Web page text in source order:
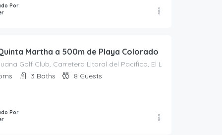
Por
Martha a 500m de Playa Colorado
Golf Club, Carretera Litoral del Pacífico, El Limón, Tola,
3 Baths 8 Guests
Por
Astillero, Tola